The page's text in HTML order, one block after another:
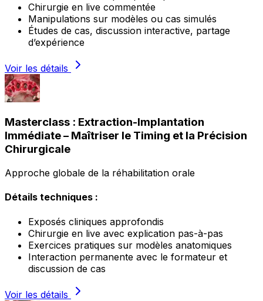
Chirurgie en live commentée
Manipulations sur modèles ou cas simulés
Études de cas, discussion interactive, partage
d’expérience
Voir les détails
Masterclass : Extraction-Implantation
Immédiate – Maîtriser le Timing et la Précision
Chirurgicale
Approche globale de la réhabilitation orale
Détails techniques :
Exposés cliniques approfondis
Chirurgie en live avec explication pas-à-pas
Exercices pratiques sur modèles anatomiques
Interaction permanente avec le formateur et
discussion de cas
Voir les détails